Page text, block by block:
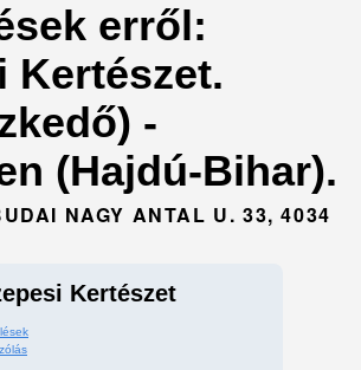
erről:
Kertészet.
-
(Hajdú-Bihar).
NAGY ANTAL U. 33, 4034
Kertészet